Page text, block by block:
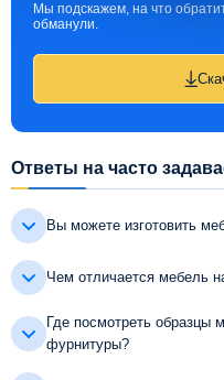
Мы подскажем, на что
обманули.
Ответы на часто
Вы можете изготовить
Чем отличается мебель
Где посмотреть образцы
фурнитуры?